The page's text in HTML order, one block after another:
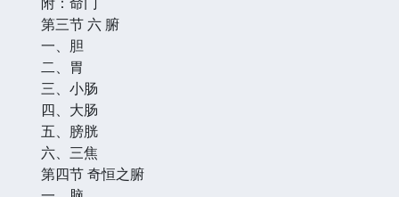
第三节 六 腑
一、胆
二、胃
三、小肠
四、大肠
五、膀胱
六、三焦
第四节 奇恒之腑